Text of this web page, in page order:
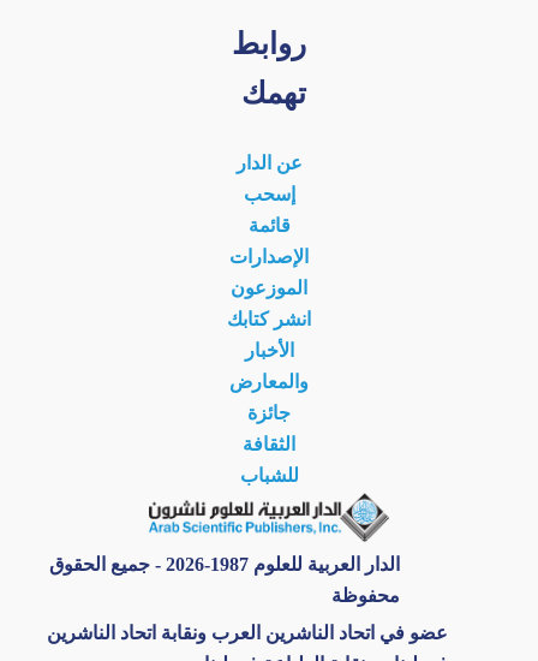
روابط
تهمك
عن الدار
إسحب
قائمة
الإصدارات
الموزعون
انشر كتابك
الأخبار
والمعارض
جائزة
الثقافة
للشباب
الدار العربية للعلوم 1987-2026 - جميع الحقوق
محفوظة
عضو في اتحاد الناشرين العرب ونقابة اتحاد الناشرين